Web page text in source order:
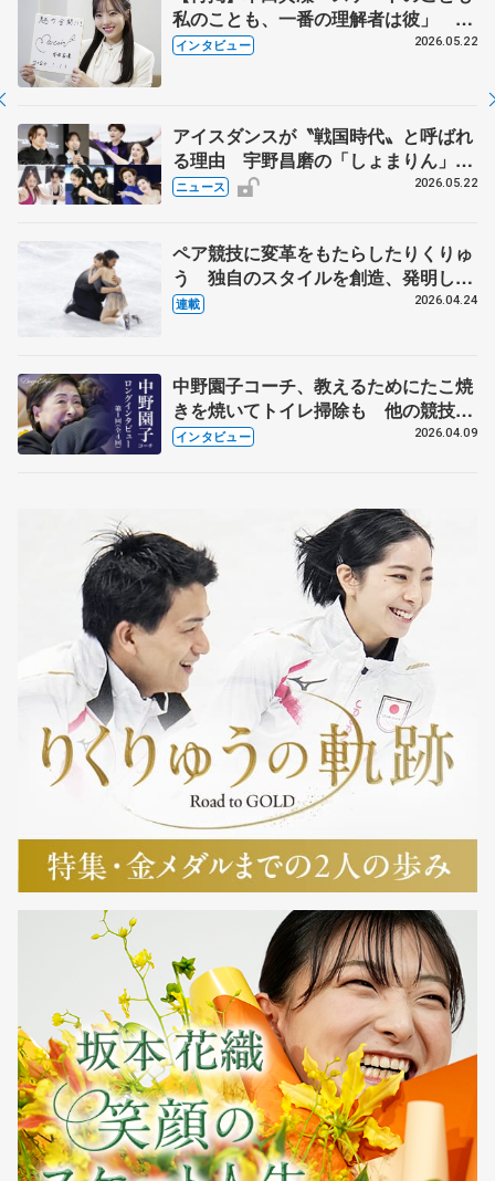
私のことも、一番の理解者は彼」 引
退時の単独インタビューで語った競技
インタビュー 2026.05.22
アイスダンスが〝戦国時代〟と呼ばれ
る理由 宇野昌磨の「しょまりん」ら
実力者が相次いで参戦 国内の競争激
ニュース 2026.05.22
ペア競技に変革をもたらしたりくりゅ
う 独自のスタイルを創造、発明した
【引退発表後②】
連載 2026.04.24
中野園子コーチ、教えるためにたこ焼
きを焼いてトイレ掃除も 他の競技に
も通用するという坂本花織の筋肉
インタビュー 2026.04.09